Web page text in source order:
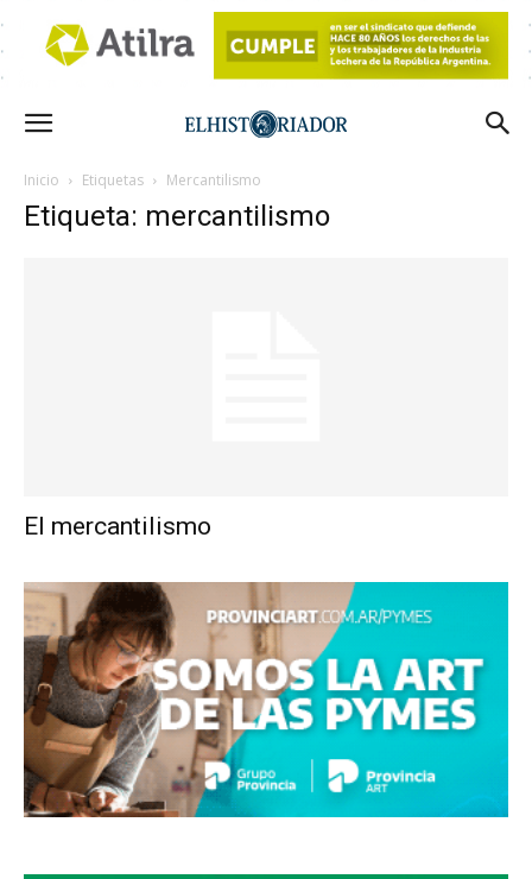
Inicio Etiquetas Mercantilismo
Etiqueta: mercantilismo
El mercantilismo